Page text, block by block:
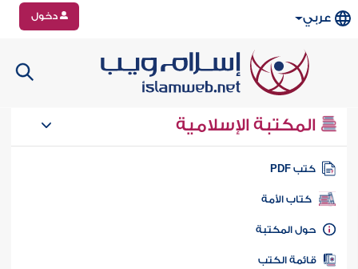
عربي دخول
المكتبة الإسلامية
كتب PDF
كتاب الأمة
المكتبة